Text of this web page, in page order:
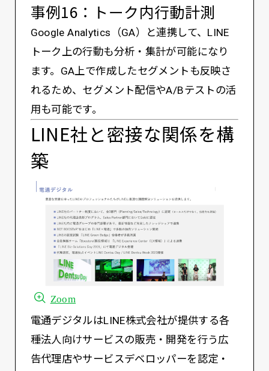
事例16：トーク内行動計測
Google Analytics（GA）と連携して、LINE
トーク上の行動も分析・集計が可能になり
ます。GA上で作成したセグメントも反映さ
れるため、セグメント配信やA/Bテストの活
用も可能です。
LINE社と密接な関係を構
築
Zoom
電通デジタルはLINE株式会社が提供する各
種法人向けサービスの販売・開発を行う広
告代理店やサービスデベロッパーを認定・